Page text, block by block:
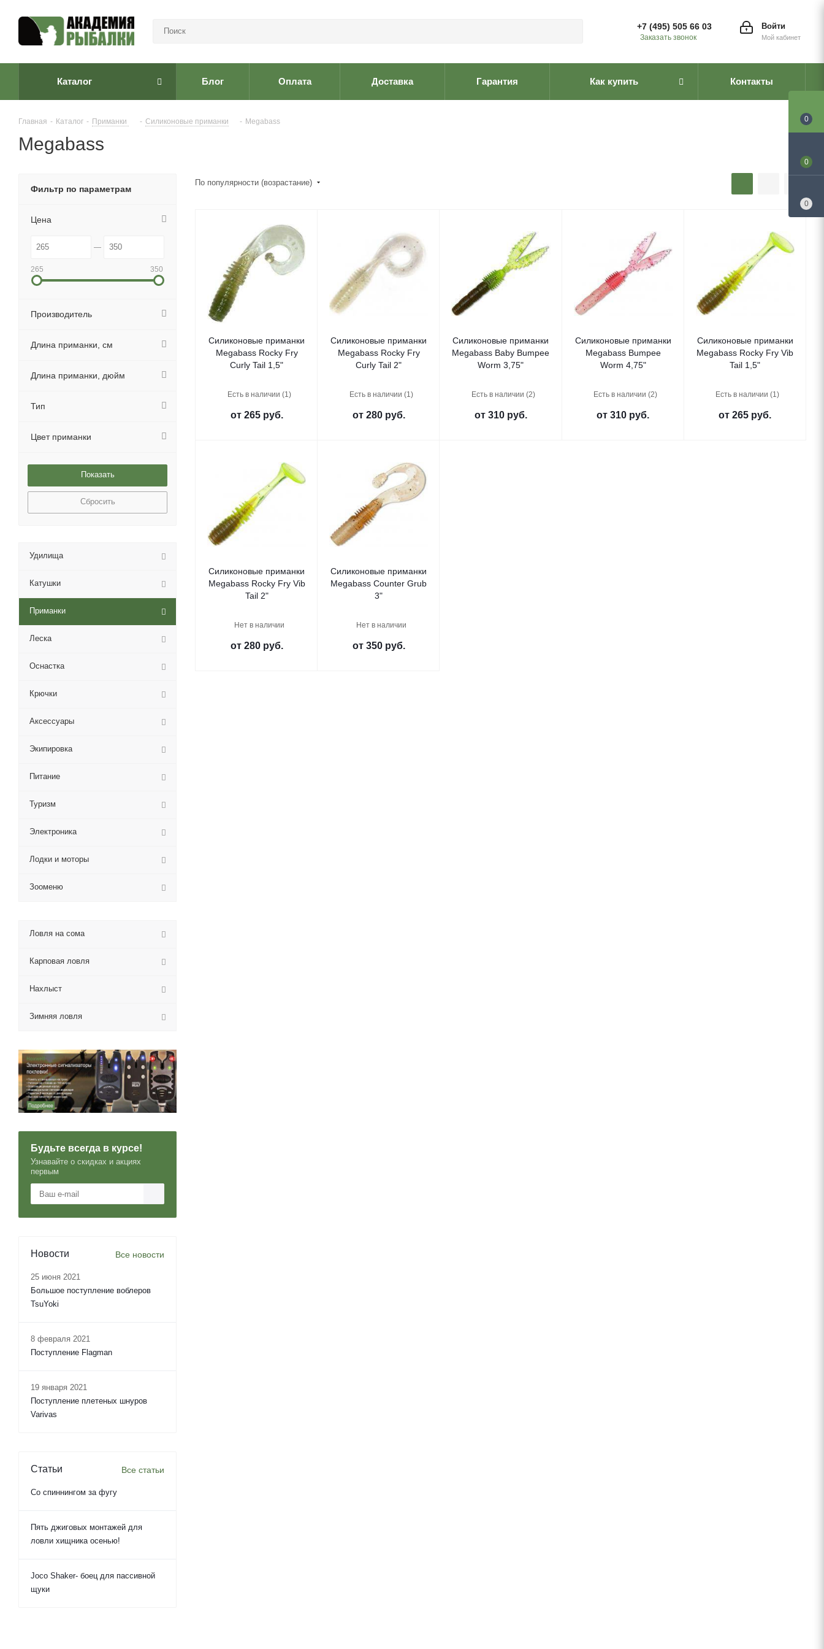
Войти
Мой кабинет
+7 (495) 505 66 03
Заказать звонок
Каталог Блог Оплата Доставка Гарантия Как купить Контакты
Главная - Каталог - Приманки - Cиликоновые приманки - Megabass
Megabass
По популярности (возрастание)
Силиконовые приманки
Megabass Rocky Fry
Curly Tail 1,5"
Есть в наличии (1)
от 265 руб.
Силиконовые приманки
Megabass Rocky Fry
Curly Tail 2"
Есть в наличии (1)
от 280 руб.
Силиконовые приманки
Megabass Baby Bumpee
Worm 3,75"
Есть в наличии (2)
от 310 руб.
Силиконовые приманки
Megabass Bumpee
Worm 4,75"
Есть в наличии (2)
от310 руб.
Силиконовые приманки
Megabass Rocky Fry Vib
Tail 1,5"
Есть в наличии (1)
от265 руб.
Силиконовые приманки
Megabass Rocky Fry Vib
Tail 2"
Нет в наличии
от 280 руб.
Силиконовые приманки
Megabass Counter Grub
3"
Нет в наличии
от 350 руб.
Фильтр по параметрам
Цена
265 350
Производитель
Длина приманки, см
Длина приманки, дюйм
Тип
Цвет приманки
Сбросить
Удилища
Катушки
Приманки
Леска
Оснастка
Крючки
Аксессуары
Экипировка
Питание
Туризм
Электроника
Лодки и моторы
Зооменю
Ловля на сома
Карповая ловля
Нахлыст
Зимняя ловля
Будьте всегда в курсе!
Узнавайте о скидках и акциях
первым
Новости Все новости
25 июня 2021
Большое поступление воблеров
TsuYoki
8 февраля 2021
Поступление Flagman
19 января 2021
Поступление плетеных шнуров
Varivas
Статьи Все статьи
Со спиннингом за фугу
Пять джиговых монтажей для
ловли хищника осенью!
Joco Shaker- боец для пассивной
щуки
0
0
0